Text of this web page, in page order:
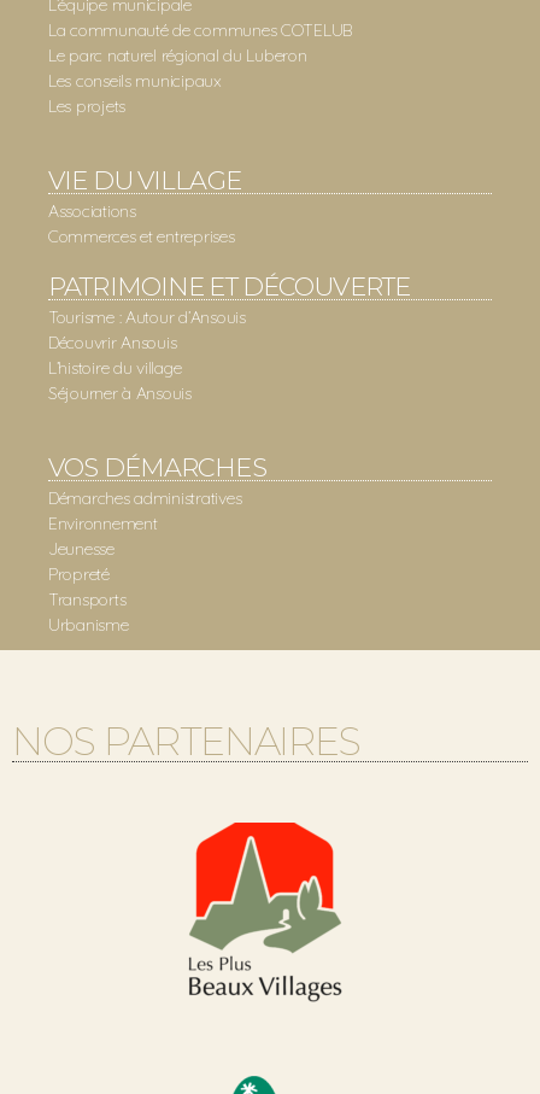
L’équipe municipale
La communauté de communes COTELUB
Le parc naturel régional du Luberon
Les conseils municipaux
Les projets
VIE DU VILLAGE
Associations
Commerces et entreprises
PATRIMOINE ET DÉCOUVERTE
Tourisme : Autour d’Ansouis
Découvrir Ansouis
L’histoire du village
Séjourner à Ansouis
VOS DÉMARCHES
Démarches administratives
Environnement
Jeunesse
Propreté
Transports
Urbanisme
NOS PARTENAIRES